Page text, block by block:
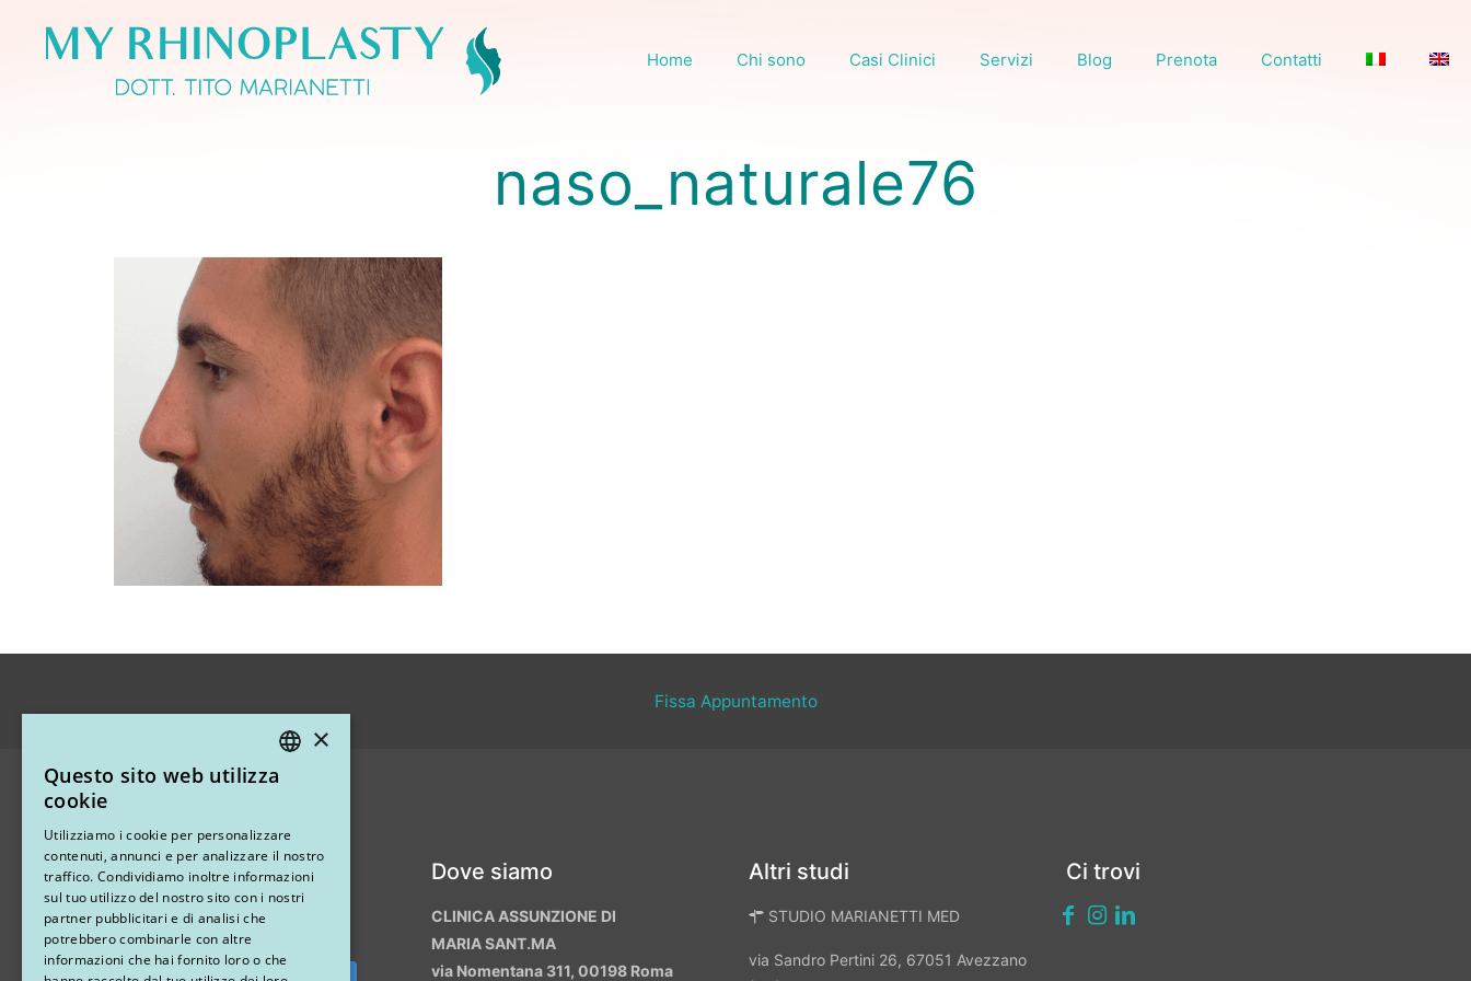
Home Chi sono Casi Clinici Servizi Blog Prenota Contatti
naso_naturale76
Fissa Appuntamento
Instagram Dove siamo
CLINICA ASSUNZIONE DI
MARIA SANT.MA
via Nomentana 311, 00198 Roma
Altri studi
STUDIO MARIANETTI MED
via Sandro Pertini 26, 67051 Avezzano
Ci trovi
×
Questo sito web utilizza
cookie
Utilizziamo i cookie per personalizzare
contenuti, annunci e per analizzare il nostro
traffico. Condividiamo inoltre informazioni
sul tuo utilizzo del nostro sito con i nostri
partner pubblicitari e di analisi che
potrebbero combinarle con altre
informazioni che hai fornito loro o che